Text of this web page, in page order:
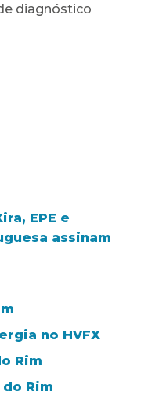
diagnóstico
EPE e
assinam
no HVFX
Rim
Rim